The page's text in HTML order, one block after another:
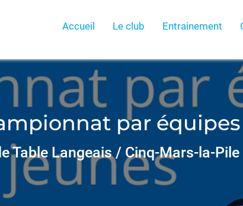
Accueil Le club Entrainement
par équipes
Table Langeais / Cinq-Mars-la-Pile